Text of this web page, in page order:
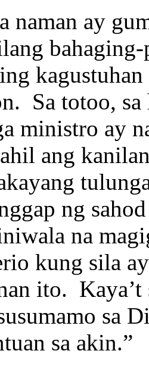
naman ay
Sa totoo, sa
ministro ay
ang
ng
na
kung sila
ito.
sa
sa akin.”